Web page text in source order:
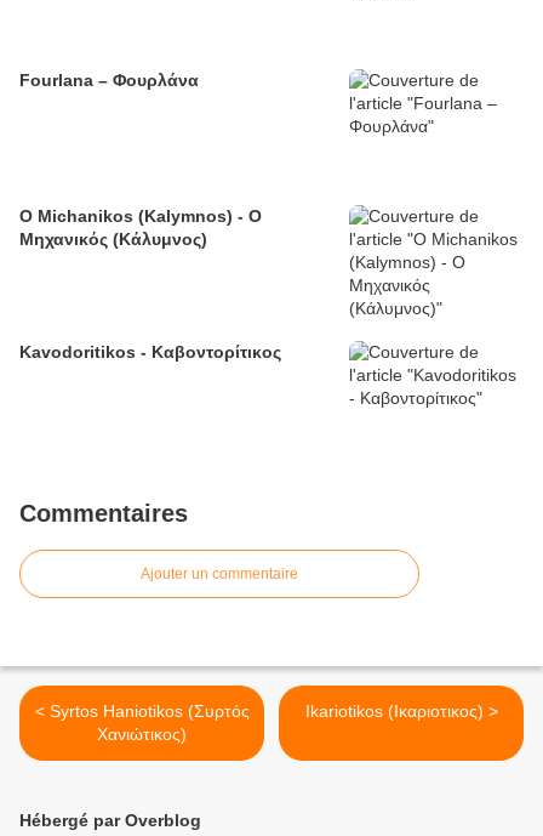
Fourlana – Φουρλάνα
O Michanikos (Kalymnos) - Ο
Μηχανικός (Κάλυμνος)
Kavodoritikos - Καβοντορίτικος
Commentaires
Ajouter un commentaire
< Syrtos Haniotikos (Συρτός
Χανιώτικος)
Ikariotikos (Ικαριοτικος) >
Hébergé par Overblog